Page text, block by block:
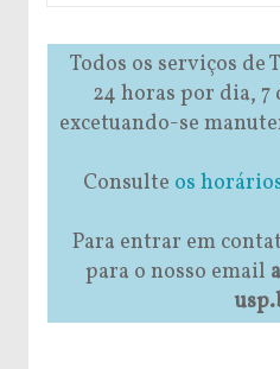
Todos os serviços de
24 horas por dia, 7
excetuando-se
Consulte os
Para entrar em
para o nosso email